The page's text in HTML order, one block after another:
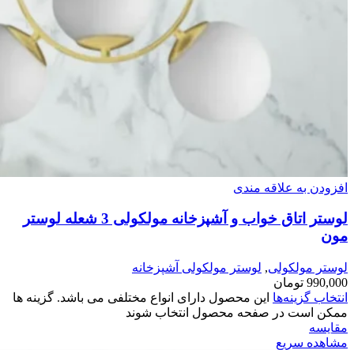
افزودن به علاقه مندی
لوستر اتاق خواب و آشپزخانه مولکولی 3 شعله لوستر
مون
لوستر مولکولی, لوستر مولکولی آشپزخانه
990,000 تومان
انتخاب گزینه‌ها این محصول دارای انواع مختلفی می باشد. گزینه ها
ممکن است در صفحه محصول انتخاب شوند
مقایسه
مشاهده سریع